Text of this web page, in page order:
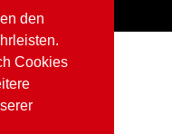
den
Cookies